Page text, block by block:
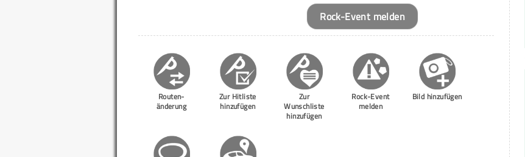
Rock-Event melden
Routen-
änderung
Zur Hitliste
hinzufügen
Zur
Wunschliste
hinzufügen
Rock-Event
melden
Bild hinzufügen